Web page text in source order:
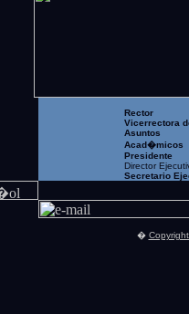
Rector
Vicerrectora
Asuntos
Acad�micos
Presidente
Director
Secretario
�